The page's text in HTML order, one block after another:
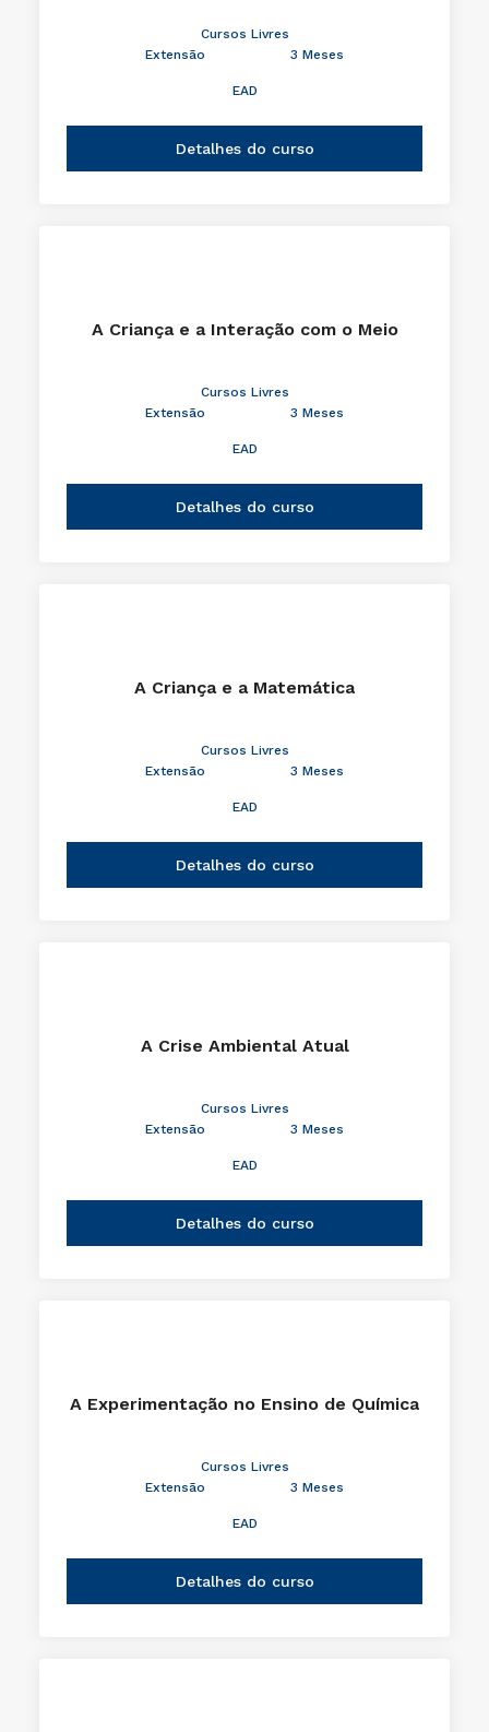
Cursos Livres
Extensão
3 Meses
EAD
Detalhes do curso
A Criança e a Interação com o Meio
Cursos Livres
Extensão
3 Meses
EAD
Detalhes do curso
A Criança e a Matemática
Cursos Livres
Extensão
3 Meses
EAD
Detalhes do curso
A Crise Ambiental Atual
Cursos Livres
Extensão
3 Meses
EAD
Detalhes do curso
A Experimentação no Ensino de Química
Cursos Livres
Extensão
3 Meses
EAD
Detalhes do curso